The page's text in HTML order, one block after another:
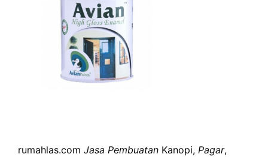
rumahlas.com Jasa Pembuatan Kanopi, Pagar,